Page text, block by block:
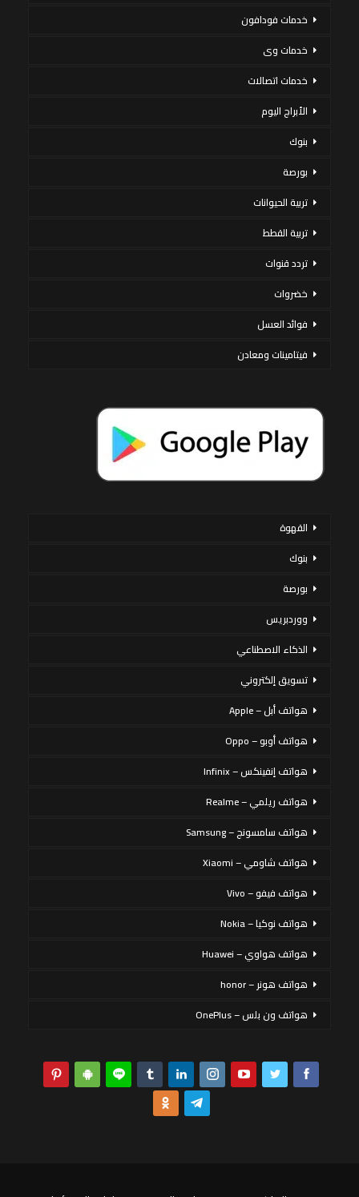
خدمات فودافون
خدمات وى
خدمات اتصالات
الأبراج اليوم
بنوك
بورصة
تربية الحيوانات
تربية القطط
تردد قنوات
خضروات
فوائد العسل
فيتامينات ومعادن
القهوة
بنوك
بورصة
ووردبريس
الذكاء الاصطناعي
تسويق إلكتروني
هواتف أبل – Apple
هواتف أوبو – Oppo
هواتف إنفينكس – Infinix
هواتف ريلمي – Realme
هواتف سامسونج – Samsung
هواتف شاومي – Xiaomi
هواتف فيفو – Vivo
هواتف نوكيا – Nokia
هواتف هواوي – Huawei
هواتف هونر – honor
هواتف ون بلس – OnePlus